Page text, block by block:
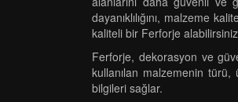
dayanıklılığını, malzeme
kaliteli bir Ferforje
Ferforje, dekorasyon ve
kullanılan malzemenin türü,
bilgileri sağlar.